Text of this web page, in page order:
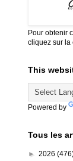
Pour obtenir
cliquez sur la
This
Powered by
Tous les
► 2026